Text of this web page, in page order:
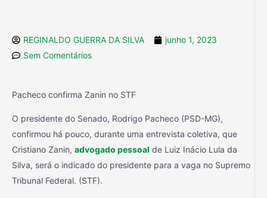
REGINALDO GUERRA DA SILVA
junho 1, 2023
Sem Comentários
Pacheco confirma Zanin no STF
O presidente do Senado, Rodrigo Pacheco (PSD-MG),
confirmou há pouco, durante uma entrevista coletiva, que
Cristiano Zanin, advogado pessoal de Luiz Inácio Lula da
Silva, será o indicado do presidente para a vaga no Supremo
Tribunal Federal. (STF).